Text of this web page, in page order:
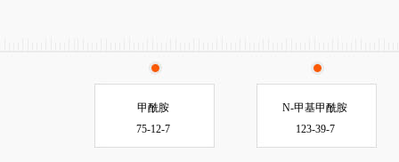
甲酰胺
75-12-7
N-甲基甲酰胺
123-39-7